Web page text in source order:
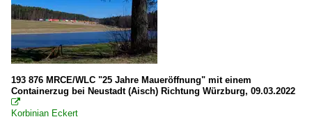
193 876 MRCE/WLC "25 Jahre Maueröffnung" mit einem
Containerzug bei Neustadt (Aisch) Richtung Würzburg, 09.03.2022

Korbinian Eckert